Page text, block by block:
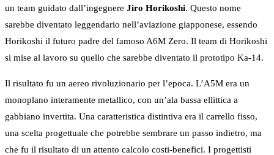
un team guidato dall’ingegnere Jiro Horikoshi. Questo nome
sarebbe diventato leggendario nell’aviazione giapponese, essendo
Horikoshi il futuro padre del famoso A6M Zero. Il team di Horikoshi
si mise al lavoro su quello che sarebbe diventato il prototipo Ka-14.
Il risultato fu un aereo rivoluzionario per l’epoca. L’A5M era un
monoplano interamente metallico, con un’ala bassa ellittica a
gabbiano invertita. Una caratteristica distintiva era il carrello fisso,
una scelta progettuale che potrebbe sembrare un passo indietro, ma
che fu il risultato di un attento calcolo costi-benefici. I progettisti